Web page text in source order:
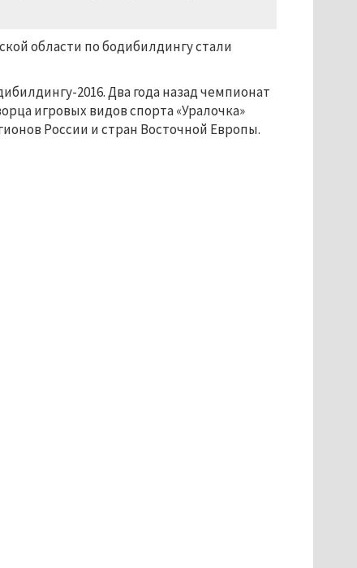
области по бодибилдингу стали
2016. Два года назад чемпионат
игровых видов спорта «Уралочка»
России и стран Восточной Европы.